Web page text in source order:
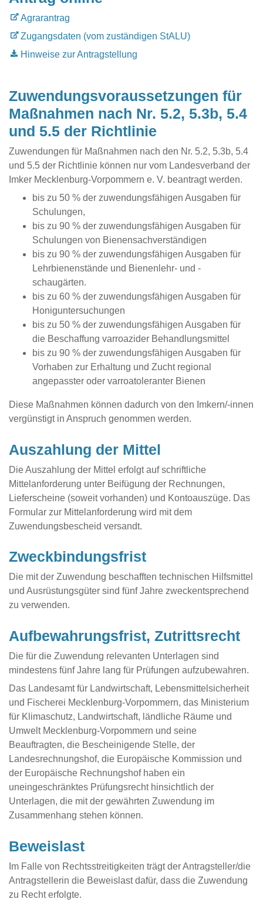
Agrarantrag
Zugangsdaten (vom zuständigen StALU)
Hinweise zur Antragstellung
Zuwendungsvoraussetzungen für
Maßnahmen nach Nr. 5.2, 5.3b, 5.4
und 5.5 der Richtlinie
Zuwendungen für Maßnahmen nach den Nr. 5.2, 5.3b, 5.4
und 5.5 der Richtlinie können nur vom Landesverband der
Imker Mecklenburg-Vorpommern e. V. beantragt werden.
bis zu 50 % der zuwendungsfähigen Ausgaben für
Schulungen,
bis zu 90 % der zuwendungsfähigen Ausgaben für
Schulungen von Bienensachverständigen
bis zu 90 % der zuwendungsfähigen Ausgaben für
Lehrbienenstände und Bienenlehr- und -
schaugärten.
bis zu 60 % der zuwendungsfähigen Ausgaben für
Honiguntersuchungen
bis zu 50 % der zuwendungsfähigen Ausgaben für
die Beschaffung varroazider Behandlungsmittel
bis zu 90 % der zuwendungsfähigen Ausgaben für
Vorhaben zur Erhaltung und Zucht regional
angepasster oder varroatoleranter Bienen
Diese Maßnahmen können dadurch von den Imkern/-innen
vergünstigt in Anspruch genommen werden.
Auszahlung der Mittel
Die Auszahlung der Mittel erfolgt auf schriftliche
Mittelanforderung unter Beifügung der Rechnungen,
Lieferscheine (soweit vorhanden) und Kontoauszüge. Das
Formular zur Mittelanforderung wird mit dem
Zuwendungsbescheid versandt.
Zweckbindungsfrist
Die mit der Zuwendung beschafften technischen Hilfsmittel
und Ausrüstungsgüter sind fünf Jahre zweckentsprechend
zu verwenden.
Aufbewahrungsfrist, Zutrittsrecht
Die für die Zuwendung relevanten Unterlagen sind
mindestens fünf Jahre lang für Prüfungen aufzubewahren.
Das Landesamt für Landwirtschaft, Lebensmittelsicherheit
und Fischerei Mecklenburg-Vorpommern, das Ministerium
für Klimaschutz, Landwirtschaft, ländliche Räume und
Umwelt Mecklenburg-Vorpommern und seine
Beauftragten, die Bescheinigende Stelle, der
Landesrechnungshof, die Europäische Kommission und
der Europäische Rechnungshof haben ein
uneingeschränktes Prüfungsrecht hinsichtlich der
Unterlagen, die mit der gewährten Zuwendung im
Zusammenhang stehen können.
Beweislast
Im Falle von Rechtsstreitigkeiten trägt der Antragsteller/die
Antragstellerin die Beweislast dafür, dass die Zuwendung
zu Recht erfolgte.